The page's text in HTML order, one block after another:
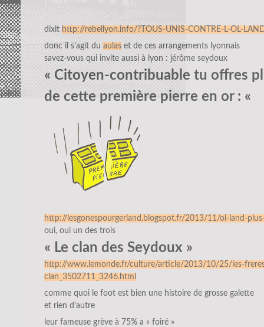
dixit http://rebellyon.info/?TOUS-UNIS-CONTRE-L-OL-
donc il s’agit du aulas et de ces arrangements lyonnais
savez-vous qui invite aussi à lyon : jérôme seydoux
« Citoyen-contribuable tu offres
de cette première pierre en or : «
http://lesgonespourgerland.blogspot.fr/2013/11/ol-land-
oui, oui un des trois
« Le clan des Seydoux »
http://www.lemonde.fr/culture/article/2013/10/25/les-
clan_3502711_3246.html
comme quoi le foot est bien une histoire de grosse galette
et rien d’autre
leur fameuse grève à 75% a « foiré »